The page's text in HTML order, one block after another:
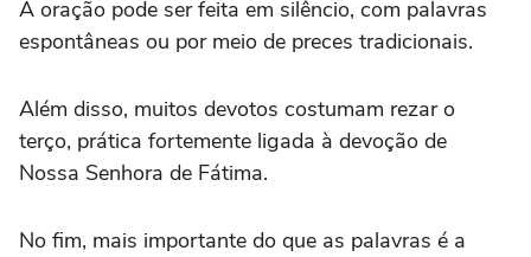
A oração pode ser feita em silêncio, com palavras
espontâneas ou por meio de preces tradicionais.
Além disso, muitos devotos costumam rezar o
terço, prática fortemente ligada à devoção de
Nossa Senhora de Fátima.
No fim, mais importante do que as palavras é a